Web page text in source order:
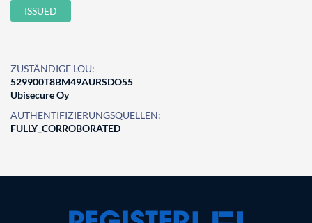
ISSUED
ZUSTÄNDIGE LOU:
529900T8BM49AURSDO55
Ubisecure Oy
AUTHENTIFIZIERUNGSQUELLEN:
FULLY_CORROBORATED